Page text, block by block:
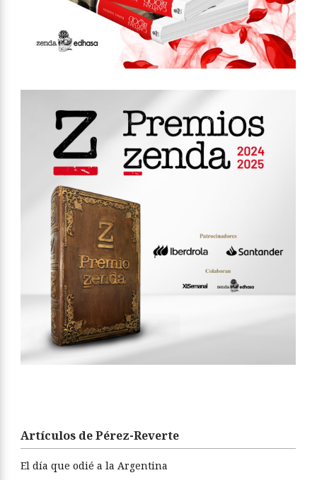
Artículos de Pérez-Reverte
El día que odié a la Argentina